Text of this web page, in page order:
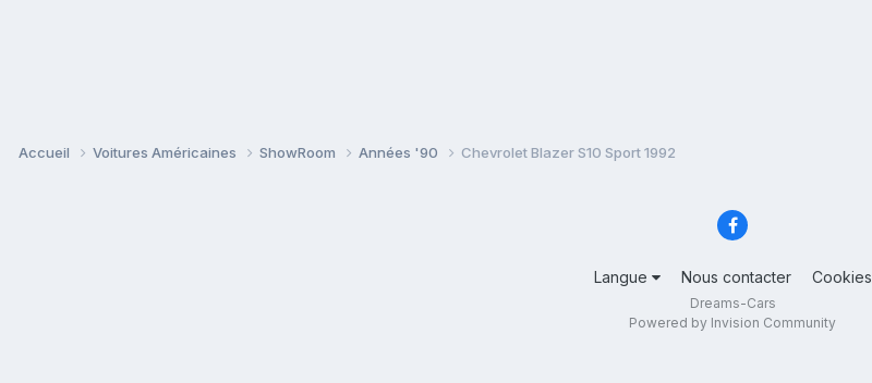
Accueil Voitures Américaines ShowRoom Années '90 Chevrolet Blazer S10 Sport 1992
Langue Nous contacter Cookies
Dreams-Cars
Powered by Invision Community